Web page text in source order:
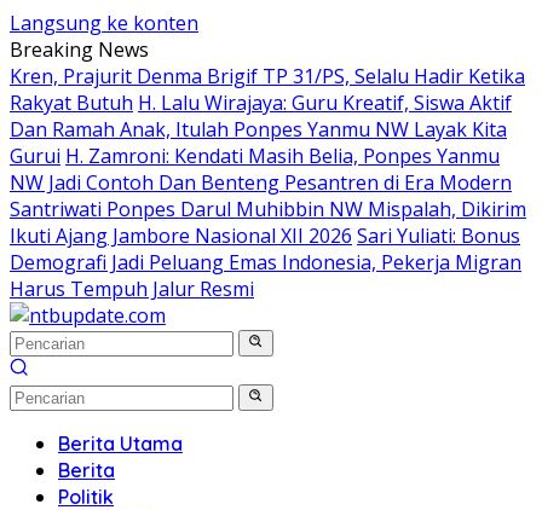
Langsung ke konten
Breaking News
Kren, Prajurit Denma Brigif TP 31/PS, Selalu Hadir Ketika
Rakyat Butuh H. Lalu Wirajaya: Guru Kreatif, Siswa Aktif
Dan Ramah Anak, Itulah Ponpes Yanmu NW Layak Kita
Gurui H. Zamroni: Kendati Masih Belia, Ponpes Yanmu
NW Jadi Contoh Dan Benteng Pesantren di Era Modern
Santriwati Ponpes Darul Muhibbin NW Mispalah, Dikirim
Ikuti Ajang Jambore Nasional XII 2026 Sari Yuliati: Bonus
Demografi Jadi Peluang Emas Indonesia, Pekerja Migran
Harus Tempuh Jalur Resmi
Berita Utama
Berita
Politik